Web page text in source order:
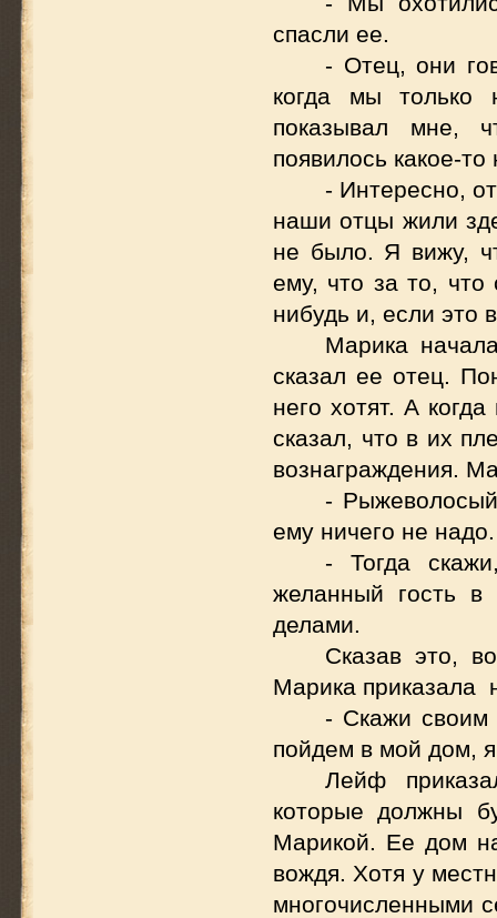
спасли ее.
- Отец, они
когда мы только
показывал мне,
появилось какое-
- Интересно,
наши отцы жили
не было. Я вижу,
ему, что за то,
нибудь и, если это
Марика
сказал ее отец.
него хотят. А
сказал, что в их
вознаграждения.
-
ему ничего не надо.
- Тогда
желанный гость
делами.
Сказав это,
Марика приказала
- Скажи своим
пойдем в мой дом, я
Лейф
которые должны
Марикой. Ее дом
вождя. Хотя у
многочисленными